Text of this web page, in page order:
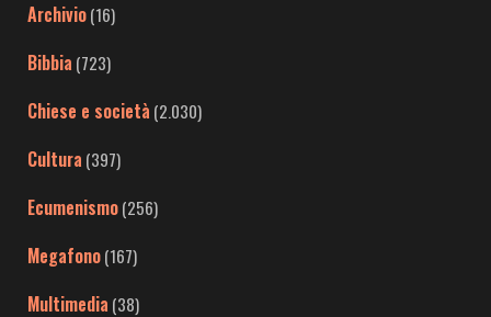
Archivio(16)
Bibbia (723)
Chiese e società (2.030)
Cultura (397)
Ecumenismo(256)
Megafono(167)
Multimedia (38)